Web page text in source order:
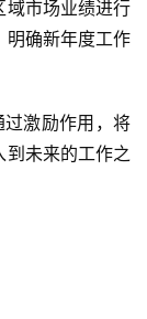
市场业绩进行
明确新年度工作
激励作用，将
到未来的工作之